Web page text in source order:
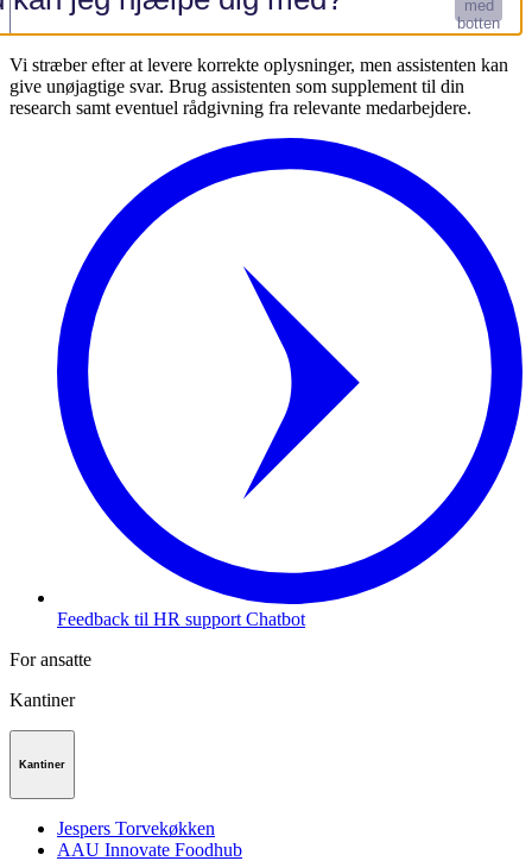
med
botten
Vi stræber efter at levere korrekte oplysninger, men assistenten kan
give unøjagtige svar. Brug assistenten som supplement til din
research samt eventuel rådgivning fra relevante medarbejdere.
Feedback til HR support Chatbot
For ansatte
Kantiner
Kantiner
Jespers Torvekøkken
AAU Innovate Foodhub